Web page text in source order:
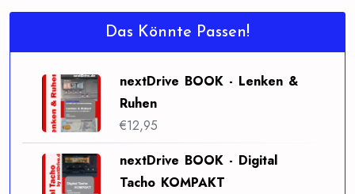
Das Könnte Passen!
nextDrive BOOK - Lenken &
Ruhen
€12,95
nextDrive BOOK - Digital
Tacho KOMPAKT